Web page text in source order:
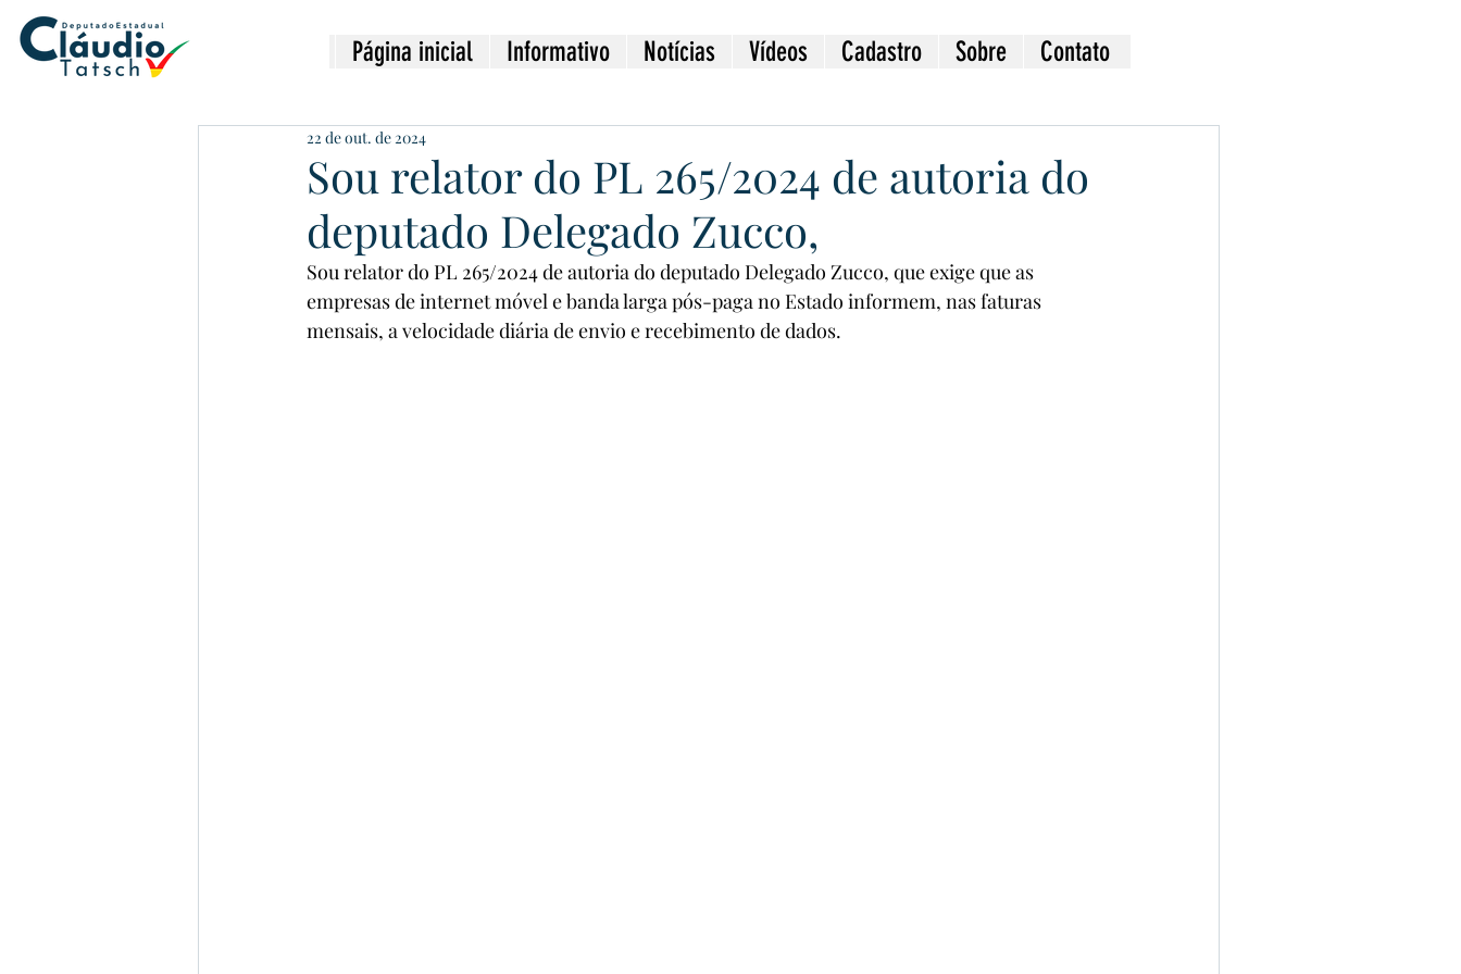
Página inicial Informativo Notícias Vídeos Cadastro Sobre Contato
Sou relator do PL 265/2024 de autoria do
deputado Delegado Zucco,
22 de out. de 2024
Sou relator do PL 265/2024 de autoria do deputado Delegado Zucco, que exige que as
empresas de internet móvel e banda larga pós-paga no Estado informem, nas faturas
mensais, a velocidade diária de envio e recebimento de dados.